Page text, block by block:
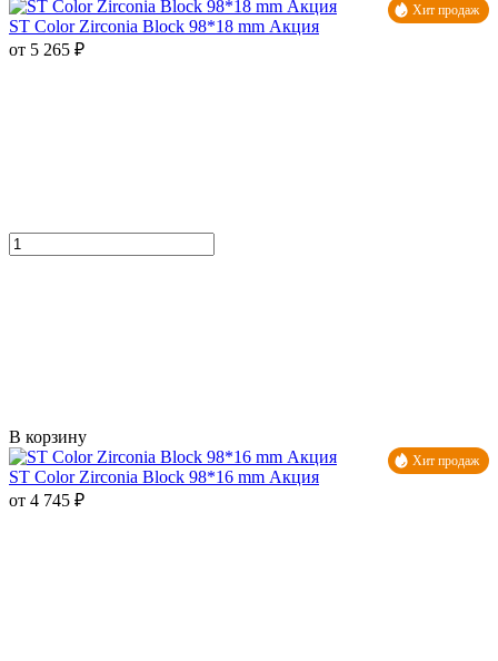
Хит продаж
ST Color Zirconia Block 98*18 mm Акция
от 5 265 ₽
В корзину
Хит продаж
ST Color Zirconia Block 98*16 mm Акция
от 4 745 ₽